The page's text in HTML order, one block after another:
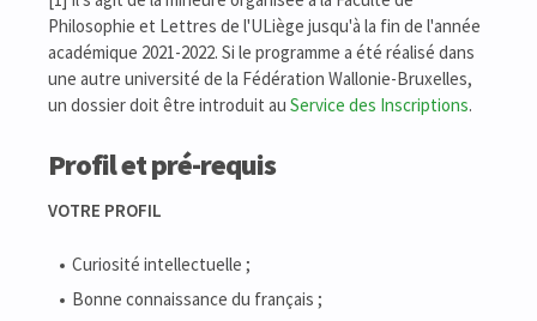
Philosophie et Lettres de l'ULiège jusqu'à la fin de l'année
académique 2021-2022. Si le programme a été réalisé dans
une autre université de la Fédération Wallonie-Bruxelles,
un dossier doit être introduit au Service des Inscriptions.
Profil et pré-requis
VOTRE PROFIL
Curiosité intellectuelle ;
Bonne connaissance du français ;